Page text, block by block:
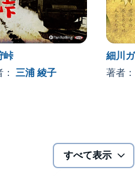
平洋戦争後、罪悪感と絶望を
る。闘病中にキリスト教に
活動に入る。
峠
：三浦 綾子
細川
著者：
すべて表示